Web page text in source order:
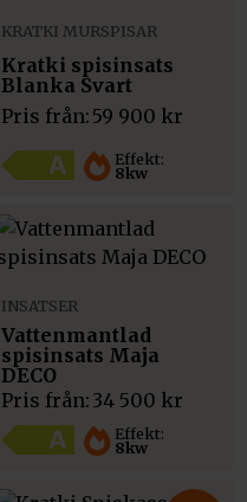
Effekt:
8kw
KRATKI MURSPISAR
Kratki spisinsats
Blanka Svart
Pris från: 59 900 kr
Effekt:
8kw
INSATSER
Vattenmantlad
spisinsats Maja
DECO
Pris från: 34 500 kr